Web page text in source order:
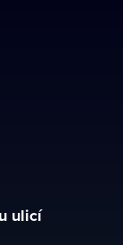
ulicí